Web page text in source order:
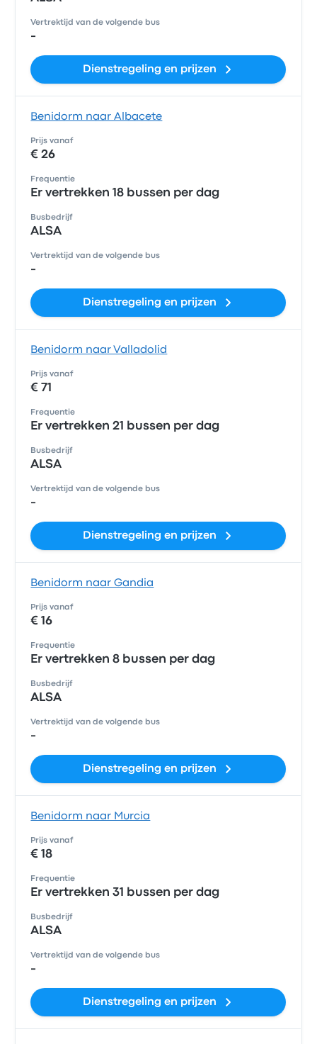
Vertrektijd van de volgende bus
-
Dienstregeling en prijzen
Benidorm naar Albacete
Prijs vanaf
€ 26
Frequentie
Er vertrekken 18 bussen per dag
Busbedrijf
ALSA
Vertrektijd van de volgende bus
-
Dienstregeling en prijzen
Benidorm naar Valladolid
Prijs vanaf
€ 71
Frequentie
Er vertrekken 21 bussen per dag
Busbedrijf
ALSA
Vertrektijd van de volgende bus
-
Dienstregeling en prijzen
Benidorm naar Gandia
Prijs vanaf
€ 16
Frequentie
Er vertrekken 8 bussen per dag
Busbedrijf
ALSA
Vertrektijd van de volgende bus
-
Dienstregeling en prijzen
Benidorm naar Murcia
Prijs vanaf
€ 18
Frequentie
Er vertrekken 31 bussen per dag
Busbedrijf
ALSA
Vertrektijd van de volgende bus
-
Dienstregeling en prijzen